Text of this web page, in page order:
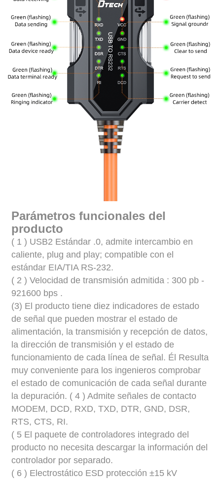
Parámetros funcionales del
producto
( 1) USB2 Estándar .0, admite intercambio en
caliente, plug and play; compatible con el
estándar EIA/TIA RS-232.
( 2)Velocidad de transmisión admitida : 300 pb-
921600 bps .
(3) El producto tiene diez indicadores de estado
de señal que pueden mostrar el estado de
alimentación, la transmisión y recepción de datos,
la dirección de transmisión y el estado de
funcionamiento de cada línea de señal. Él Resulta
muy conveniente para los ingenieros comprobar
el estado de comunicación de cada señal durante
la depuración. (4) Admite señales de contacto
MODEM, DCD, RXD, TXD, DTR, GND, DSR,
RTS, CTS, RI.
( 5 El paquete de controladores integrado del
producto no necesita descargar la información del
controlador por separado.
( 6) Electrostático ESD protección±15 kV